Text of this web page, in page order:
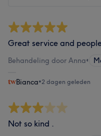
Great service and
Behandeling door Anna•
Bianca•2 dagen geleden
Not so kind .